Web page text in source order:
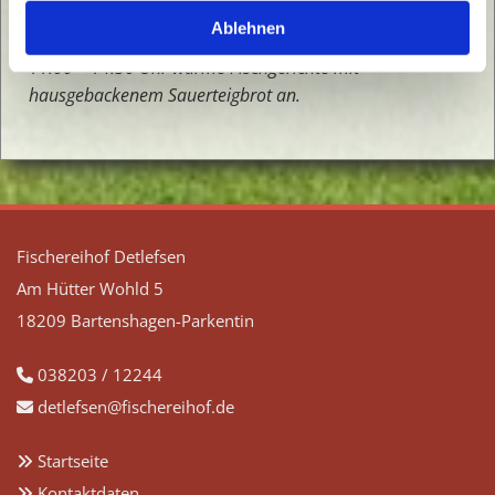
Ablehnen
Des Weiteren bieten wir von
11.00 – 14.30 Uhr warme Fischgerichte mit
hausgebackenem Sauerteigbrot an.
Fischereihof Detlefsen
Am Hütter Wohld 5
18209 Bartenshagen-Parkentin
 038203 / 12244
 detlefsen@fischereihof.de
 Startseite